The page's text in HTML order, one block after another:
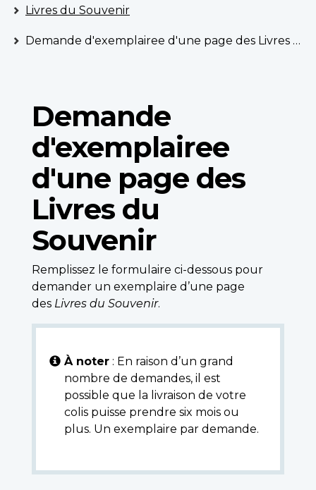
Livres du Souvenir
Demande d'exemplairee d'une page des Livres du Souvenir
Demande
d'exemplairee
d'une page des
Livres du
Souvenir
Remplissez le formulaire ci-dessous pour
demander un exemplaire d’une page
des Livres du Souvenir.
À noter : En raison d’un grand
nombre de demandes, il est
possible que la livraison de votre
colis puisse prendre six mois ou
plus. Un exemplaire par demande.